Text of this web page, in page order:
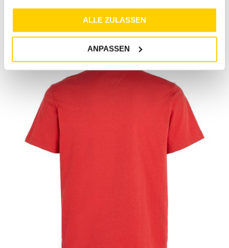
gesammelt haben.
ALLE ZULASSEN
ANPASSEN